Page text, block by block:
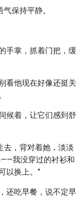
保持平静。
手掌，抓着门把，缓
看他现在好像还挺关
候着，让它们感到舒
去，背对着她，淡淡
——我没穿过的衬衫和
以换上。”
还吃早餐，说不定早